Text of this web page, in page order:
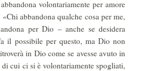
volontariamente per amore
abbandona qualche cosa per me,
per Dio – anche se desidera
il possibile per questo, ma Dio non
in Dio come se avesse avuto in
cui ci si è volontariamente spogliati,